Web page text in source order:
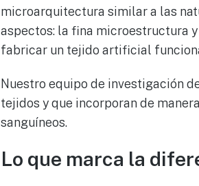
microarquitectura similar a las
aspectos: la fina microestructura
fabricar un tejido artificial
Nuestro equipo de investigación
tejidos y que incorporan de
sanguíneos.
Lo que marca la